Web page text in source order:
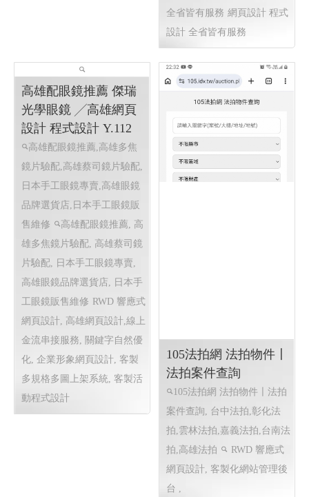
全省皆有服務 網頁設計 程式
設計 全省皆有服務
高雄配眼鏡推薦 傑瑞
光學眼鏡 ╱高雄網頁
設計 程式設計 Y.112
高雄配眼鏡推薦,高雄多焦
鏡片驗配,高雄蔡司鏡片驗配,
日本手工眼鏡專賣,高雄眼鏡
品牌選貨店,日本手工眼鏡販
售維修
高雄配眼鏡推薦, 高
105法拍網 法拍物件〡
法拍案件查詢
105法拍網 法拍物件〡法拍
案件查詢, 台中法拍,彰化法
拍,雲林法拍,嘉義法拍,台南法
拍,高雄法拍
RWD 響應式
網頁設計, 客製化網站管理後
台 ,